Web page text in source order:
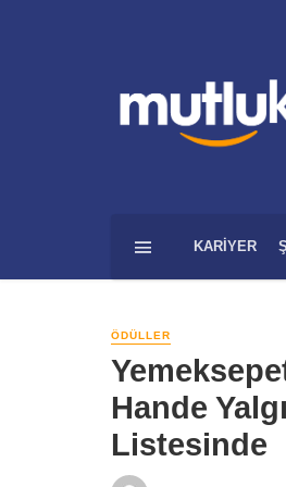
KARIYER
ÖDÜLLER
Hande
Listesinde